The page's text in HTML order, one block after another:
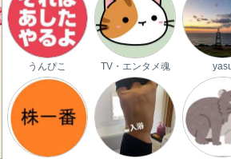
うんぴこ TV・エンタメ魂